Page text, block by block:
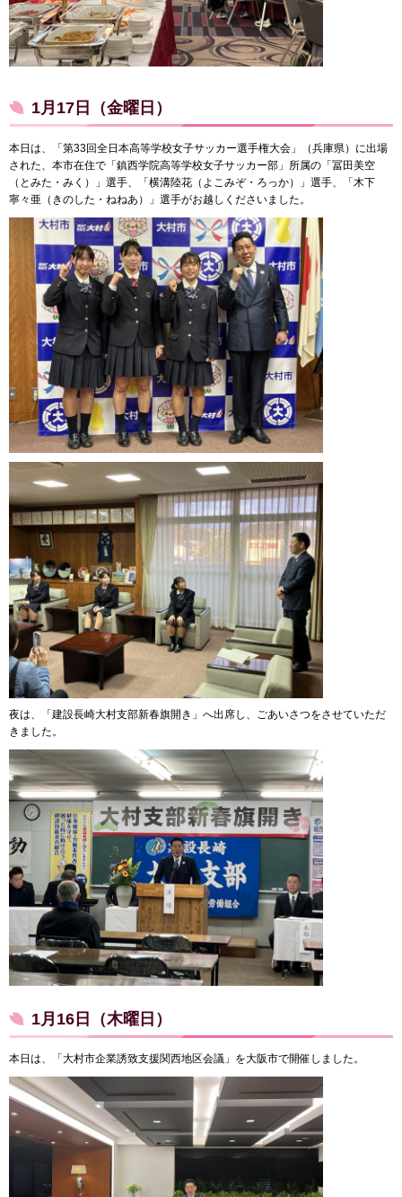
1月17日（金曜日）
本日は、「第33回全日本高等学校女子サッカー選手権大会」（兵庫県）に出場
された、本市在住で「鎮西学院高等学校女子サッカー部」所属の「冨田美空
（とみた・みく）」選手、「横溝陸花（よこみぞ・ろっか）」選手、「木下
寧々亜（きのした・ねねあ）」選手がお越しくださいました。
夜は、「建設長崎大村支部新春旗開き」へ出席し、ごあいさつをさせていただ
きました。
1月16日（木曜日）
本日は、「大村市企業誘致支援関西地区会議」を大阪市で開催しました。